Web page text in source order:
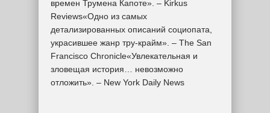
времен Трумена Капоте». – Kirkus
Reviews«Одно из самых
детализированных описаний социопата,
украсившее жанр тру-крайм». – The San
Francisco Chronicle«Увлекательная и
зловещая история… невозможно
отложить». – New York Daily News